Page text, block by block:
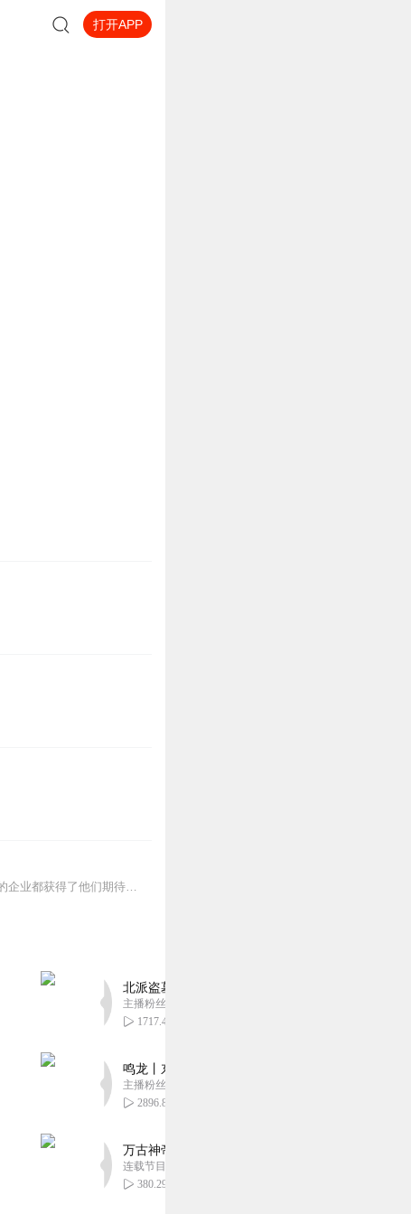
打开APP
OKR在进入中国的十年当中，不同企业也在尝试构建OKR的体系，但是并非所有使用OKR的企业都获得了他们期待的改变。KPI和OKR的区别有哪些？企业组织是否适合使...
北派盗墓笔记丨头陀渊出品丨悬疑灵异丨摸金校尉
主播粉丝1659万
1717.41万
鸣龙丨东方玄幻丨紫襟团队丨轻松搞笑丨多人有声
主播粉丝2836万
2896.83万
万古神帝丨玄幻丨热血丨紫襟团队演播丨多人有声
连载节目超二百集
380.29万